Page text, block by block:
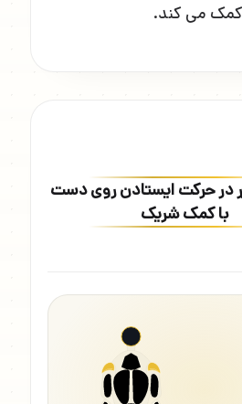
می کند.
در حرکت ایستادن روی دست
با کمک شریک